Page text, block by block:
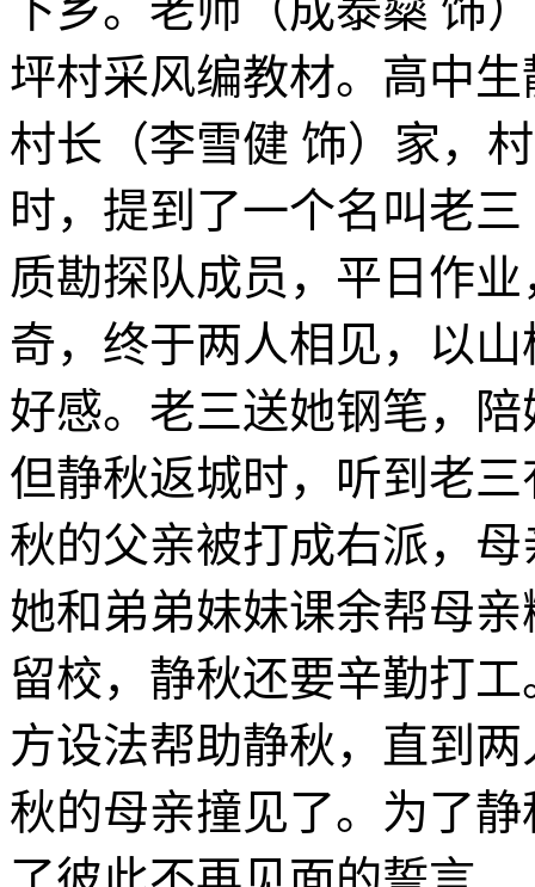
坪村采风编教材。高中
村长（李雪健 饰）家，
时，提到了一个名叫老
质勘探队成员，平日作
奇，终于两人相见，以
好感。老三送她钢笔，
但静秋返城时，听到老
秋的父亲被打成右派，
她和弟弟妹妹课余帮母
留校，静秋还要辛勤打
方设法帮助静秋，直到
秋的母亲撞见了。为了